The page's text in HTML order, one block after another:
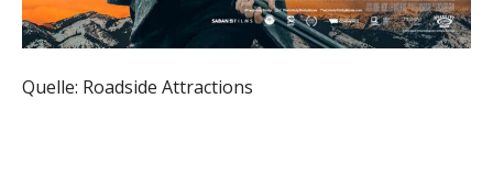
Quelle: Roadside Attractions